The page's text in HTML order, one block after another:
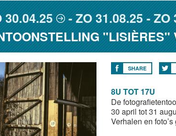
30.04.25 ZO31.08.25 ZO
SHARE
8U TOT 17U
De
30 april tot 31
Verhalen en